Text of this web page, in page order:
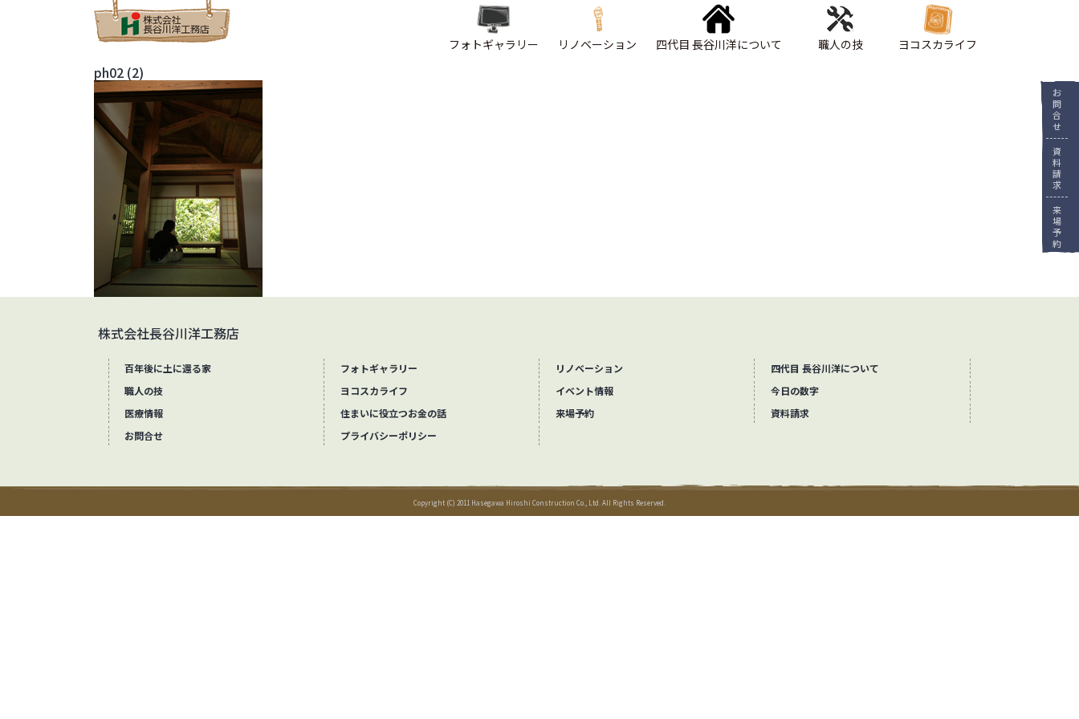
フォトギャラリー リノベーション 四代目 長谷川洋について 職人の技 ヨコスカライフ
お
問
合
せ
資
料
請
求
来
場
予
約
ph02 (2)
株式会社長谷川洋工務店
百年後に土に還る家 フォトギャラリー リノベーション
四代目 長谷川洋について
職人の技
ヨコスカライフ イベント情報
今日の数字
医療情報
住まいに役立つお金の話 来場予約
資料請求
お問合せ
プライバシーポリシー
Copyright (C) 2011 Hasegawa Hiroshi Construction Co., Ltd. All Rights Reserved.